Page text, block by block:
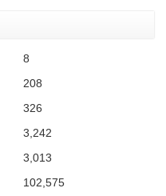
8
208
326
3,242
3,013
102,575